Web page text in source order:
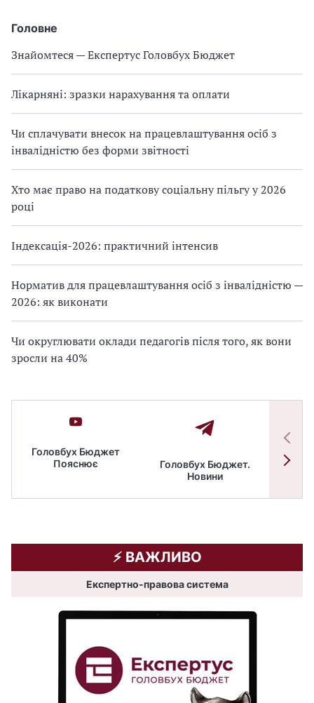
Головне
Знайомтеся — Експертус Головбух Бюджет
Лікарняні: зразки нарахування та оплати
Чи сплачувати внесок на працевлаштування осіб з
інвалідністю без форми звітності
Хто має право на податкову соціальну пільгу у 2026
році
Індексація-2026: практичний інтенсив
Норматив для працевлаштування осіб з інвалідністю —
2026: як виконати
Чи округлювати оклади педагогів після того, як вони
зросли на 40%
Головбух Бюджет
Пояснює
Головбух Бюджет.
Новини
⚡️ ВАЖЛИВО
Експертно-правова система